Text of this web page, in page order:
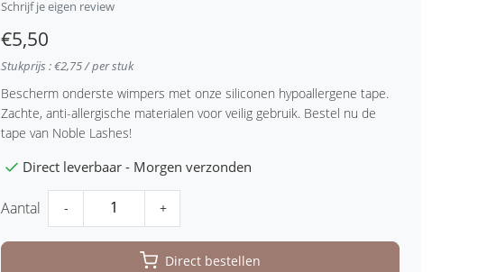
Schrijf je eigen review
€5,50
Stukprijs : €2,75 / per stuk
Bescherm onderste wimpers met onze siliconen hypoallergene tape.
Zachte, anti-allergische materialen voor veilig gebruik. Bestel nu de
tape van Noble Lashes!
Direct leverbaar - Morgen verzonden
Aantal - +
Direct bestellen